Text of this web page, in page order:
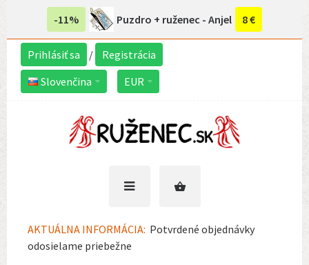
-11% Puzdro + ruženec - Anjel 8 €
Prihlásiť sa /
Registrácia
Slovenčina
EUR
AKTUÁLNA INFORMÁCIA: Potvrdené objednávky
odosielame priebežne